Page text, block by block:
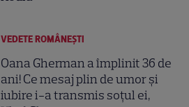
VEDETE ROMÂNEŞTI
Oana Gherman a împlinit 36 de
ani! Ce mesaj plin de umor și
iubire i-a transmis soțul ei,